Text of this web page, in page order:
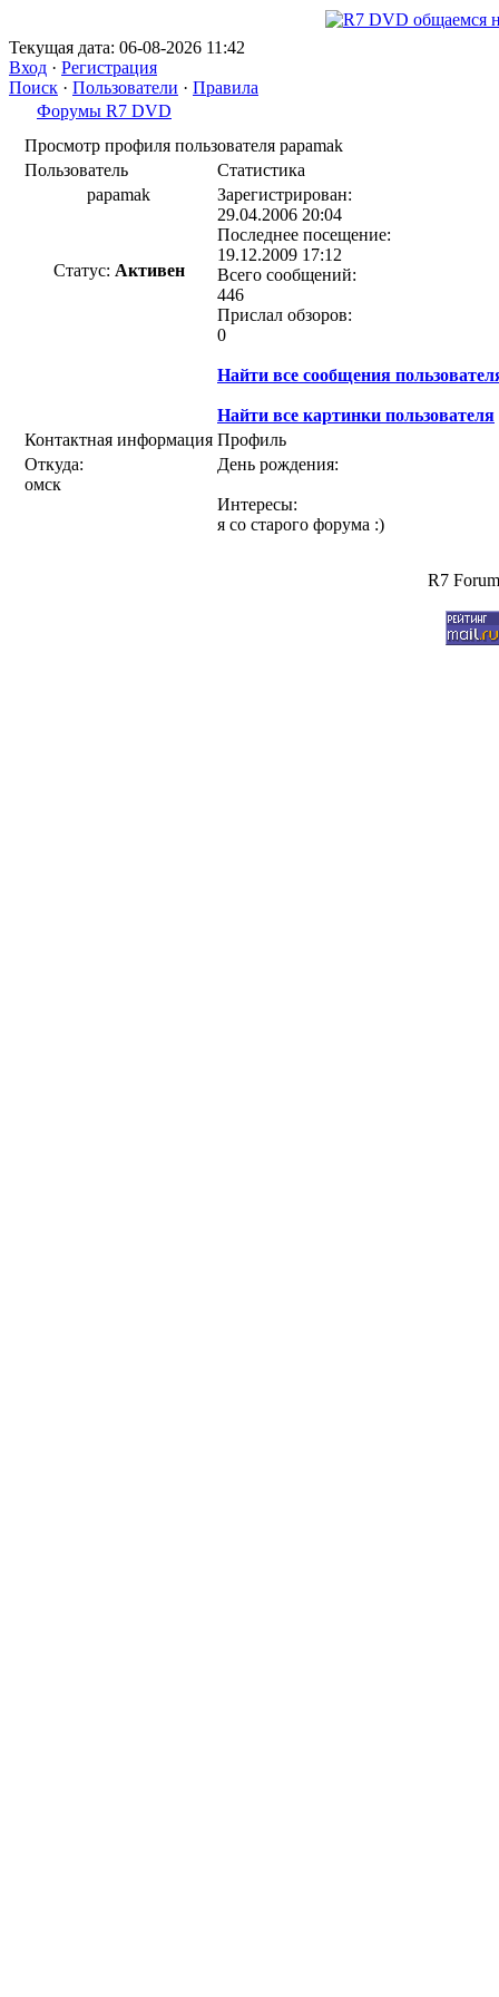
Текущая дата: 06-08-2026 11:42
Вход · Регистрация
Поиск · Пользователи · Правила
Форумы R7 DVD
Просмотр профиля пользователя papamak
Пользователь
Статистика
papamak
Статус: Активен
Зарегистрирован:
29.04.2006 20:04
Последнее посещение:
19.12.2009 17:12
Всего сообщений:
446
Прислал обзоров:
0
Найти все сообщения
Найти все картинки пользователя
Контактная информация Профиль
Откуда:
омск
День рождения:
Интересы:
я со старого форума :)
R7